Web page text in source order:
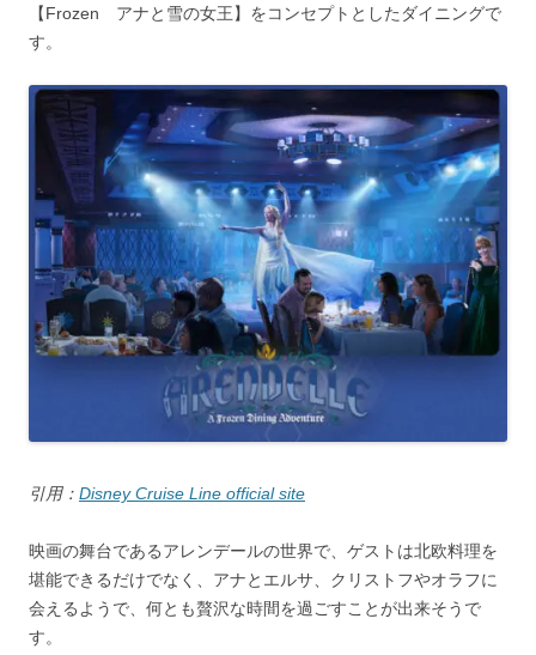
【Frozen アナと雪の女王】をコンセプトとしたダイニングで
す。
引用： Disney Cruise Line official site
映画の舞台であるアレンデールの世界で、ゲストは北欧料理を
堪能できるだけでなく、アナとエルサ、クリストフやオラフに
会えるようで、何とも贅沢な時間を過ごすことが出来そうで
す。